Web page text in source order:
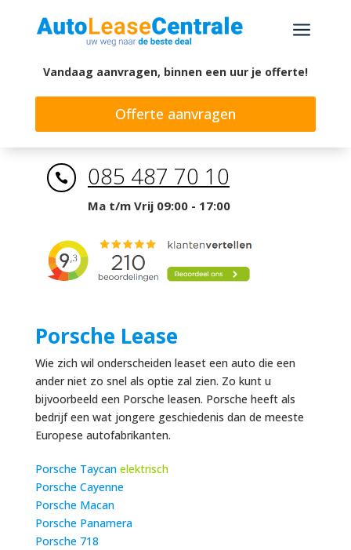
a
Vandaag aanvragen, binnen een uur je offerte!
Offerte aanvragen
 085 487 70 10
Ma t/m Vrij 09:00 - 17:00
Porsche Lease
Wie zich wil onderscheiden leaset een auto die een
ander niet zo snel als optie zal zien. Zo kunt u
bijvoorbeeld een Porsche leasen. Porsche heeft als
bedrijf een wat jongere geschiedenis dan de meeste
Europese autofabrikanten.
Porsche Taycan elektrisch
Porsche Cayenne
Porsche Macan
Porsche Panamera
Porsche 718